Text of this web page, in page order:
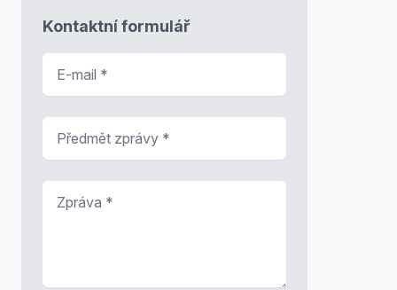
Kontaktní formulář